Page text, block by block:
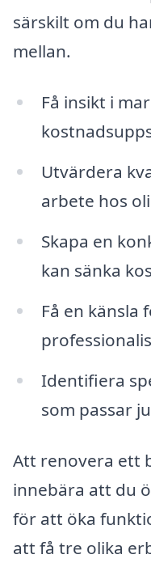
särskilt om du
mellan.
Få insikt i
Utvärdera
arbete hos
Skapa en
kan sänka
Få en känsla
Identifiera
som passar
Att renovera ett
innebära att du
för att öka
att få tre olika